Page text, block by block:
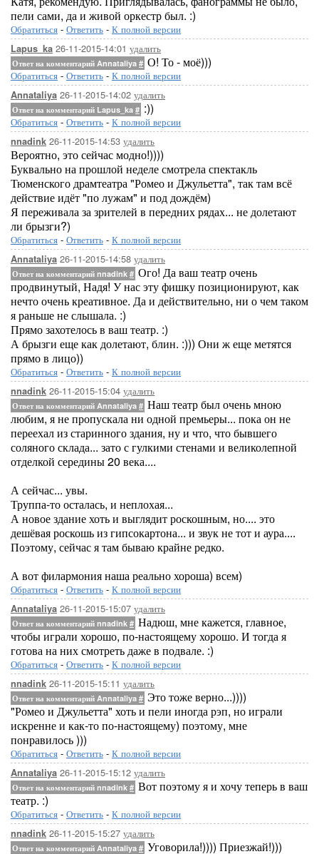
пели сами, да и живой оркестр был. :)
Обратиться - Ответить - К полной версии
Lapus_ka 26-11-2015-14:01 удалить
Ответ на комментарий Annataliya # О! То - моё)))
Обратиться - Ответить - К полной версии
Annataliya 26-11-2015-14:02 удалить
Ответ на комментарий Lapus_ka # :))
Обратиться - Ответить - К полной версии
nnadink 26-11-2015-14:53 удалить
Вероятно, это сейчас модно!))))
Буквально на прошлой неделе смотрела спектакль
Тюменского драмтеатра "Ромео и Джульетта", так там всё
действие идёт "по лужам" и под дождём)
Я переживала за зрителей в передних рядах... не долетают
ли брызги?)
Обратиться - Ответить - К полной версии
Annataliya 26-11-2015-14:58 удалить
Ответ на комментарий nnadink # Ого! Да ваш театр очень
продвинутый, Надя! У нас эту фишку позиционируют, как
нечто очень креативное. Да и действительно, ни о чем таком
я раньше не слышала. :)
Прямо захотелось в ваш театр. :)
А брызги еще как долетают, блин. :))) Они ж еще метятся
прямо в лицо))
Обратиться - Ответить - К полной версии
nnadink 26-11-2015-15:04 удалить
Ответ на комментарий Annataliya # Наш театр был очень мною
любим, я не пропускала ни одной премьеры... пока он не
переехал из старинного здания, ну и что, что бывшего
соляного склада... зато с гулкими стенами и великолепной
отделкой середины 20 века....
А сейчас... увы.
Труппа-то осталась, и неплохая...
А новое здание хоть и выглядит роскошным, но.... это
дешёвая роскошь из гипсокартона... и звук не тот и аура....
Поэтому, сейчас я там бываю крайне редко.
А вот филармония наша реально хороша) всем)
Обратиться - Ответить - К полной версии
Annataliya 26-11-2015-15:07 удалить
Ответ на комментарий nnadink # Надюш, мне кажется, главное,
чтобы играли хорошо, по-настоящему хорошо. И тогда я
готова на них смотреть даже в подвале. :)
Обратиться - Ответить - К полной версии
nnadink 26-11-2015-15:11 удалить
Ответ на комментарий Annataliya # Это тоже верно...))))
"Ромео и Джульетта" хоть и пели иногда рэп, но играли
искренне и как-то по-настоящему) поэтому, мне
понравилось )))
Обратиться - Ответить - К полной версии
Annataliya 26-11-2015-15:12 удалить
Ответ на комментарий nnadink # Вот поэтому я и хочу теперь в ваш
театр. :)
Обратиться - Ответить - К полной версии
nnadink 26-11-2015-15:27 удалить
Ответ на комментарий Annataliya # Уговорила!)))) Приезжай!)))